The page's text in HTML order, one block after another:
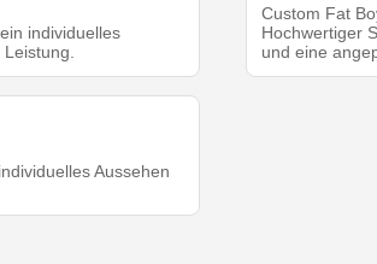
individuelles
Custom Fat
Hochwertiger
und eine
Aussehen